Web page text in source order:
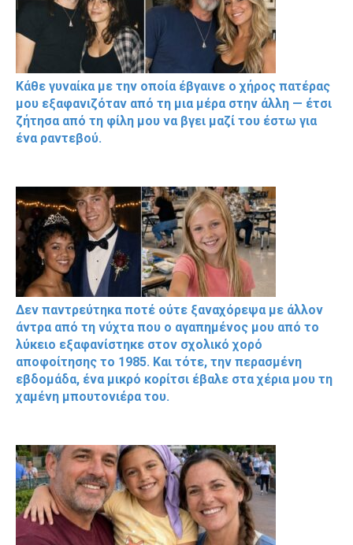
Κάθε γυναίκα με την οποία έβγαινε ο χήρος πατέρας
μου εξαφανιζόταν από τη μια μέρα στην άλλη — έτσι
ζήτησα από τη φίλη μου να βγει μαζί του έστω για
ένα ραντεβού.
Δεν παντρεύτηκα ποτέ ούτε ξαναχόρεψα με άλλον
άντρα από τη νύχτα που ο αγαπημένος μου από το
λύκειο εξαφανίστηκε στον σχολικό χορό
αποφοίτησης το 1985. Και τότε, την περασμένη
εβδομάδα, ένα μικρό κορίτσι έβαλε στα χέρια μου τη
χαμένη μπουτονιέρα του.